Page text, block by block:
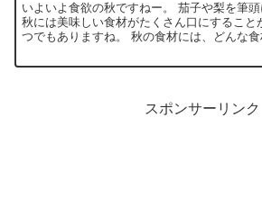
いよいよ食欲の秋ですねー。 茄子や梨を筆頭
秋には美味しい食材がたくさん口にすること
つでもありますね。 秋の食材には、どんな
スポンサーリンク